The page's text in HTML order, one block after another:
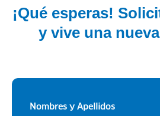
¡Qué esperas!
y vive una
Nombres y Apellidos